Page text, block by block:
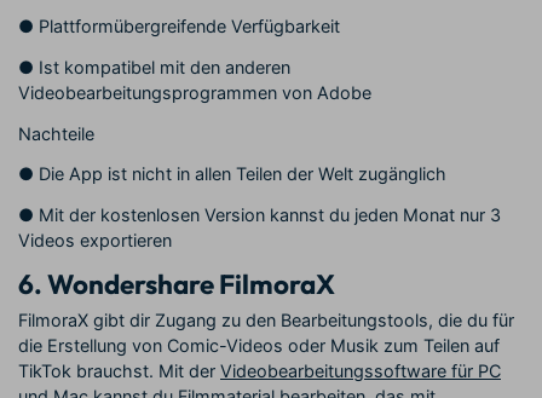
● Plattformübergreifende Verfügbarkeit
● Ist kompatibel mit den anderen
Videobearbeitungsprogrammen von Adobe
Nachteile
● Die App ist nicht in allen Teilen der Welt zugänglich
● Mit der kostenlosen Version kannst du jeden Monat nur 3
Videos exportieren
6.Wondershare FilmoraX
FilmoraX gibt dir Zugang zu den Bearbeitungstools, die du für
die Erstellung von Comic-Videos oder Musik zum Teilen auf
TikTok brauchst. Mit der Videobearbeitungssoftware für PC